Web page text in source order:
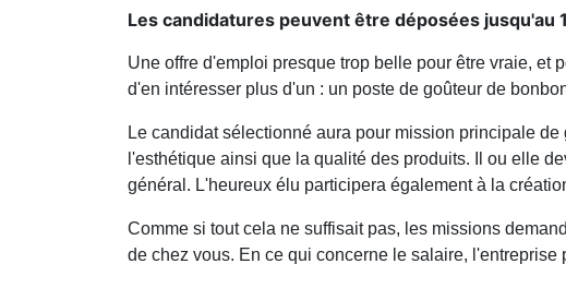
Les candidatures peuvent être déposées jusqu'au
Une offre d'emploi presque trop belle pour être vraie, et
d'en intéresser plus d'un : un poste de goûteur de
Le candidat sélectionné aura pour mission principale
l'esthétique ainsi que la qualité des produits. Il ou elle
général. L'heureux élu participera également à la
Comme si tout cela ne suffisait pas, les missions
de chez vous. En ce qui concerne le salaire,